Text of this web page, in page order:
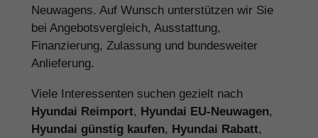
Neuwagens. Auf Wunsch unterstützen wir Sie
bei Angebotsvergleich, Ausstattung,
Finanzierung, Zulassung und bundesweiter
Anlieferung.
Viele Interessenten suchen gezielt nach
Hyundai Reimport, Hyundai EU-Neuwagen,
Hyundai günstig kaufen, Hyundai Rabatt,